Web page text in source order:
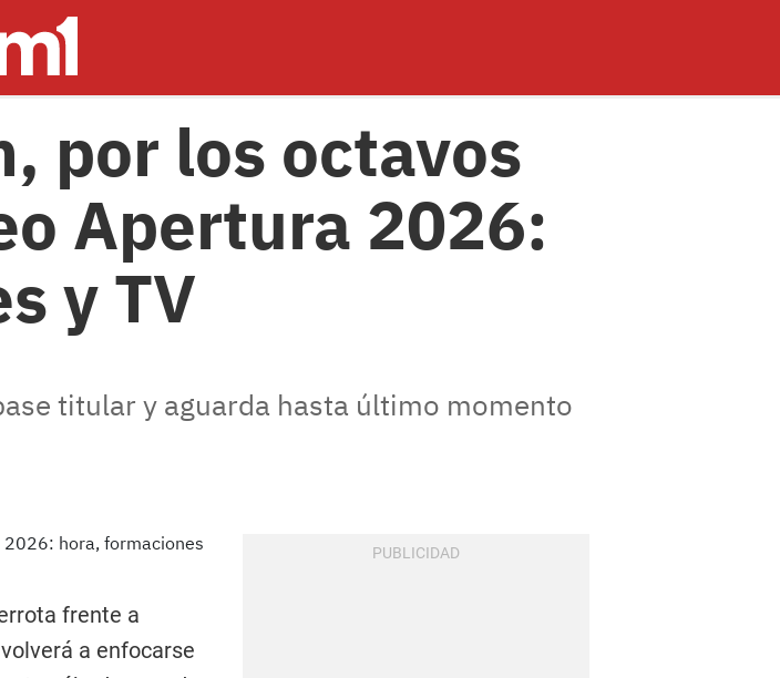
por los octavos
Apertura 2026:
y TV
titular y aguarda hasta último momento
frente a
volverá a enfocarse